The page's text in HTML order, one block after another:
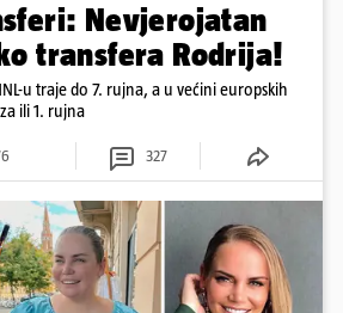
Nevjerojatan
transfera Rodrija!
u traje do 7. rujna, a u većini europskih
ili 1. rujna
327